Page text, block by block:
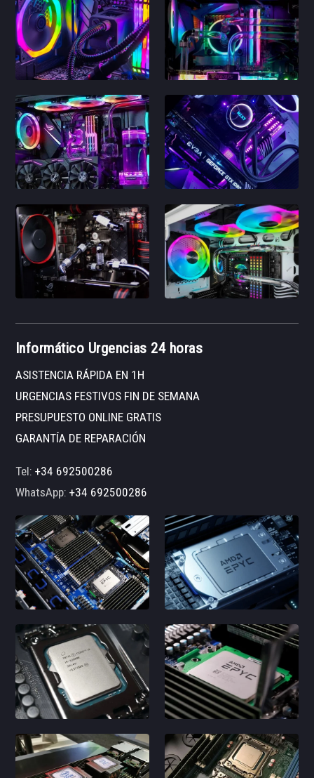
Informático Urgencias 24 horas
ASISTENCIA RÁPIDA EN 1H
URGENCIAS FESTIVOS FIN DE SEMANA
PRESUPUESTO ONLINE GRATIS
GARANTÍA DE REPARACIÓN
Tel:+34 692500286
WhatsApp:+34 692500286